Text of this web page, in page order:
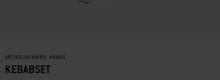
ARTIKELNUMMER: #6606
KEBABSET